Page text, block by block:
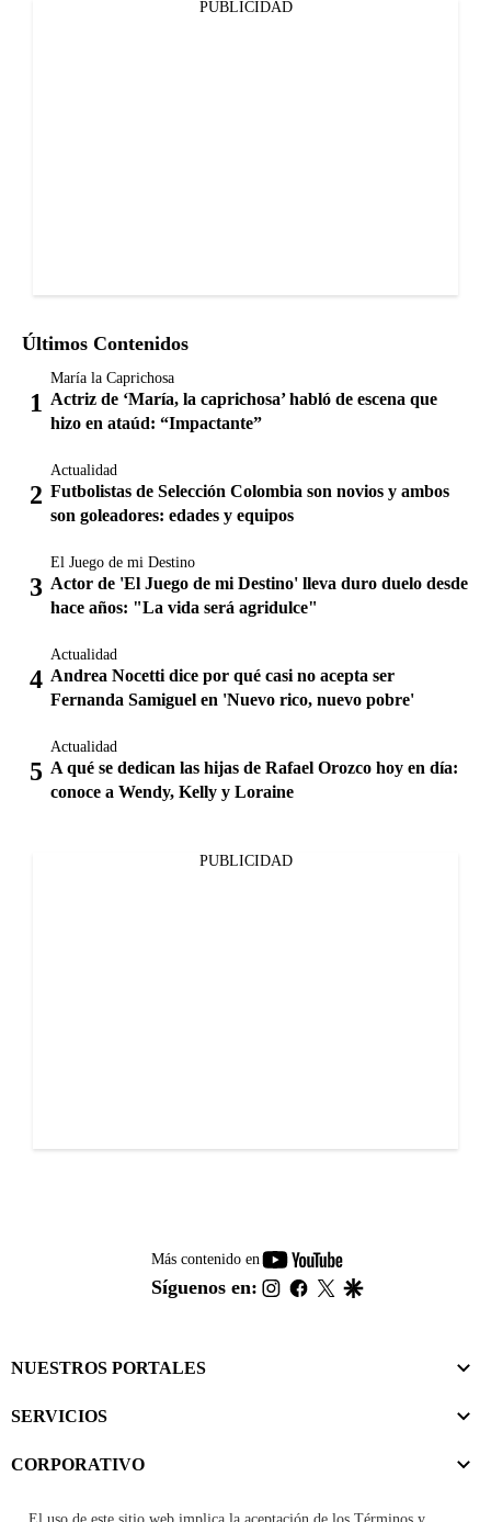
PUBLICIDAD
Últimos Contenidos
María la Caprichosa
Actriz de ‘María, la caprichosa’ habló de escena que
hizo en ataúd: “Impactante”
Actualidad
Futbolistas de Selección Colombia son novios y ambos
son goleadores: edades y equipos
El Juego de mi Destino
Actor de 'El Juego de mi Destino' lleva duro duelo desde
hace años: "La vida será agridulce"
Actualidad
Andrea Nocetti dice por qué casi no acepta ser
Fernanda Samiguel en 'Nuevo rico, nuevo pobre'
Actualidad
A qué se dedican las hijas de Rafael Orozco hoy en día:
conoce a Wendy, Kelly y Loraine
PUBLICIDAD
Más contenido en
youtube-
footer
Síguenos en: instagram
facebook
twitter
NUESTROS PORTALES
SERVICIOS
CORPORATIVO